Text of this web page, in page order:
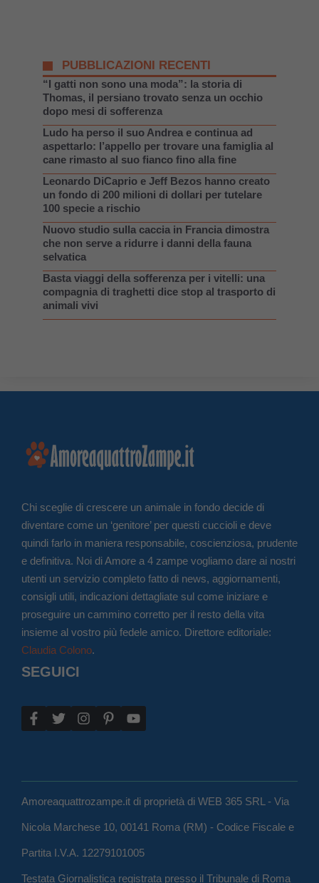
PUBBLICAZIONI RECENTI
“I gatti non sono una moda”: la storia di
Thomas, il persiano trovato senza un occhio
dopo mesi di sofferenza
Ludo ha perso il suo Andrea e continua ad
aspettarlo: l’appello per trovare una famiglia al
cane rimasto al suo fianco fino alla fine
Leonardo DiCaprio e Jeff Bezos hanno creato
un fondo di 200 milioni di dollari per tutelare
100 specie a rischio
Nuovo studio sulla caccia in Francia dimostra
che non serve a ridurre i danni della fauna
selvatica
Basta viaggi della sofferenza per i vitelli: una
compagnia di traghetti dice stop al trasporto di
animali vivi
Chi sceglie di crescere un animale in fondo decide di
diventare come un ‘genitore’ per questi cuccioli e deve
quindi farlo in maniera responsabile, coscienziosa, prudente
e definitiva. Noi di Amore a 4 zampe vogliamo dare ai nostri
utenti un servizio completo fatto di news, aggiornamenti,
consigli utili, indicazioni dettagliate sul come iniziare e
proseguire un cammino corretto per il resto della vita
insieme al vostro più fedele amico. Direttore editoriale:
Claudia Colono.
SEGUICI
Amoreaquattrozampe.it di proprietà di WEB 365 SRL - Via
Nicola Marchese 10, 00141 Roma (RM) - Codice Fiscale e
Partita I.V.A. 12279101005
Testata Giornalistica registrata presso il Tribunale di Roma